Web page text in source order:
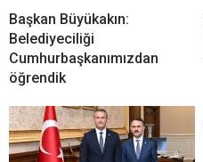
Başkan Büyükakın:
Belediyeciliği
Cumhurbaşkanımızdan
öğrendik